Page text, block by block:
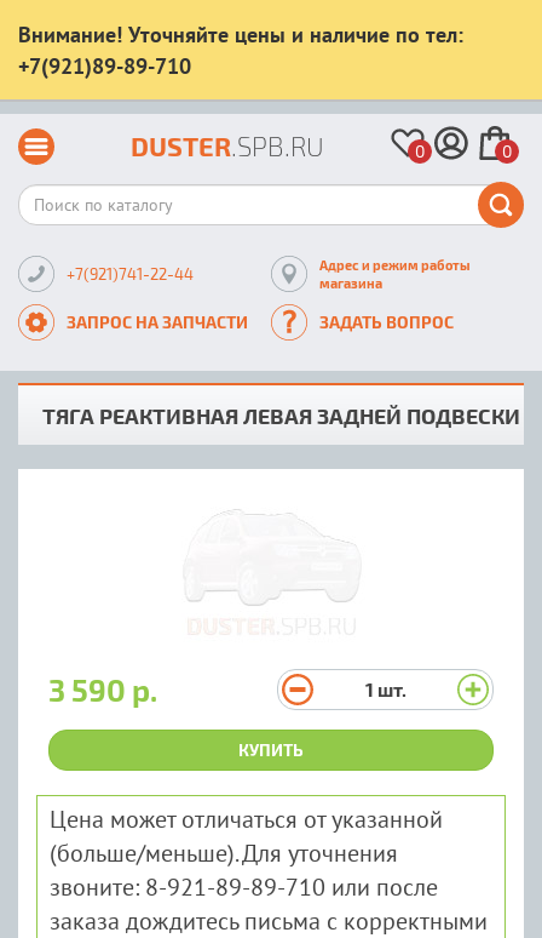
Внимание! Уточняйте цены и наличие по тел:
+7(921)89-89-710
DUSTER.SPB.RU 0 0
+7(921)741-22-44
Адрес и режим работы
магазина
ЗАПРОС НА ЗАПЧАСТИ ЗАДАТЬ ВОПРОС
ТЯГА РЕАКТИВНАЯ ЛЕВАЯ ЗАДНЕЙ ПОДВЕСКИ
3 590 р. 1 шт.
КУПИТЬ
Цена может отличаться от указанной
(больше/меньше). Для уточнения
звоните: 8-921-89-89-710 или после
заказа дождитесь письма с корректными